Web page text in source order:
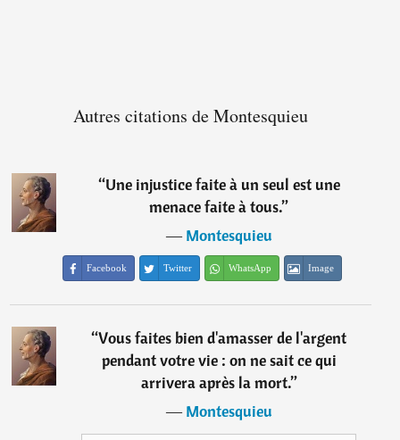
Autres citations de Montesquieu
“Une injustice faite à un seul est une
menace faite à tous.”
―Montesquieu
Facebook Twitter WhatsApp Image
“Vous faites bien d'amasser de l'argent
pendant votre vie : on ne sait ce qui
arrivera après la mort.”
―Montesquieu